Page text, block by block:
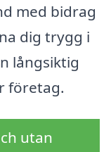
med bidrag
dig trygg i
långsiktig
företag.
utan